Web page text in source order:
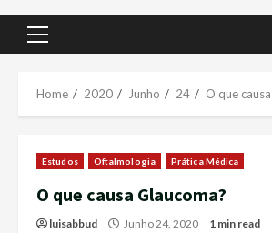
Primary
Home 2020 Junho 24 O que
Estudos Oftalmologia Prática Médica
O que causa Glaucoma?
luisabbud Junho 24, 2020 1 min read